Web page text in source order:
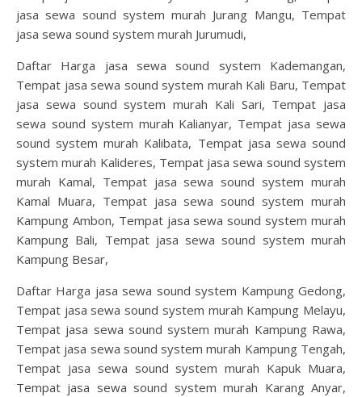
jasa sewa sound system murah Jurang Mangu, Tempat
jasa sewa sound system murah Jurumudi,
Daftar Harga jasa sewa sound system Kademangan,
Tempat jasa sewa sound system murah Kali Baru, Tempat
jasa sewa sound system murah Kali Sari, Tempat jasa
sewa sound system murah Kalianyar, Tempat jasa sewa
sound system murah Kalibata, Tempat jasa sewa sound
system murah Kalideres, Tempat jasa sewa sound system
murah Kamal, Tempat jasa sewa sound system murah
Kamal Muara, Tempat jasa sewa sound system murah
Kampung Ambon, Tempat jasa sewa sound system murah
Kampung Bali, Tempat jasa sewa sound system murah
Kampung Besar,
Daftar Harga jasa sewa sound system Kampung Gedong,
Tempat jasa sewa sound system murah Kampung Melayu,
Tempat jasa sewa sound system murah Kampung Rawa,
Tempat jasa sewa sound system murah Kampung Tengah,
Tempat jasa sewa sound system murah Kapuk Muara,
Tempat jasa sewa sound system murah Karang Anyar,